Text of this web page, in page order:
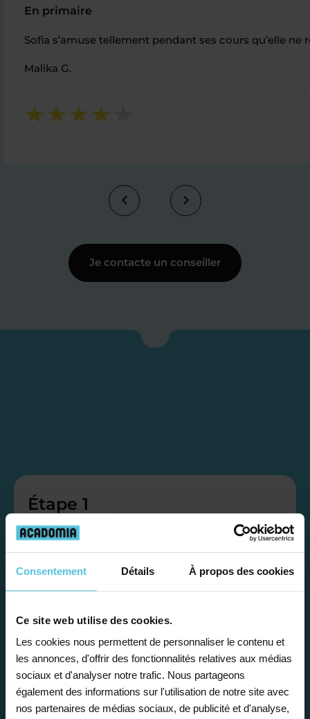
Consentement Détails À propos des cookies
Ce site web utilise des cookies.
Les cookies nous permettent de personnaliser le contenu et
les annonces, d'offrir des fonctionnalités relatives aux médias
sociaux et d'analyser notre trafic. Nous partageons
également des informations sur l'utilisation de notre site avec
nos partenaires de médias sociaux, de publicité et d'analyse,
En primaire
Sofia s’amuse tellement pendant ses cours qu’elle
Malika G.
Je contacte un conseiller
Étape 1
Je vous propose un
bilan personnalisé
Gratuite et sans engagement, une
première étape pour faire le point sur
la situation scolaire de votre enfant, ses
besoins et vous préconiser la solution la
plus adaptée.